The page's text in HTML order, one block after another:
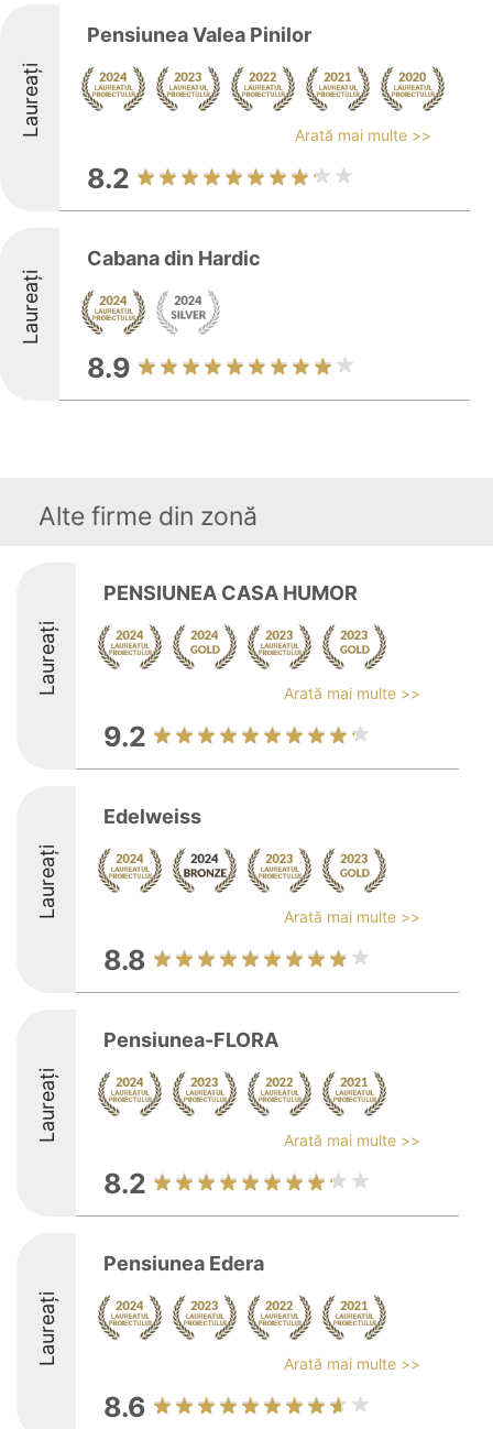
Laureați
Pensiunea Valea Pinilor
Arată mai multe >>
8.2
Laureați
Cabana din Hardic
8.9
Alte firme din zonă
Laureați
PENSIUNEA CASA HUMOR
Arată mai multe >>
9.2
Laureați
Edelweiss
Arată mai multe >>
8.8
Laureați
Pensiunea-FLORA
Arată mai multe >>
8.2
Laureați
Pensiunea Edera
Arată mai multe >>
8.6